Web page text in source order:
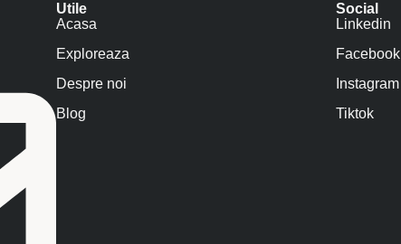
Utile
Acasa
Exploreaza
Despre noi
Blog
Social
Linkedin
Facebook
Instagram
Tiktok